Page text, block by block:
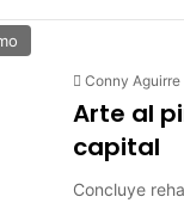
Conny Aguirre
Arte al
capital
Concluye